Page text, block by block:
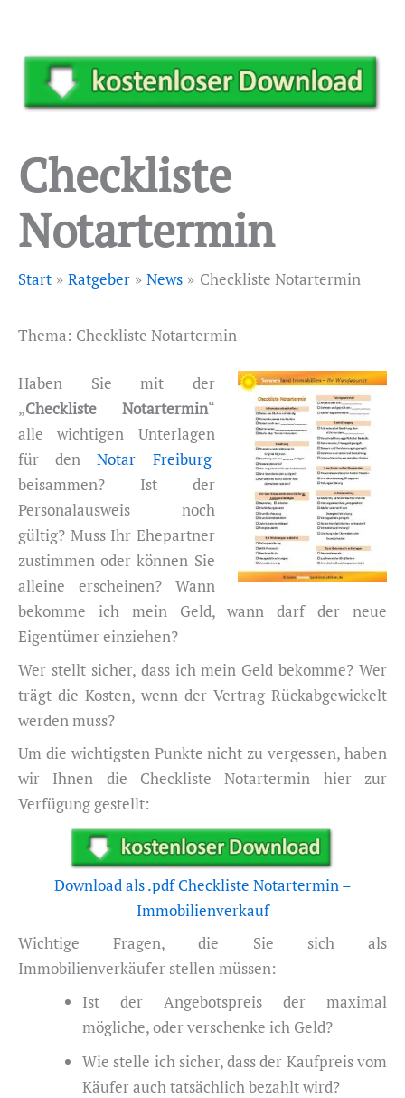
Checkliste
Notartermin
Start Ratgeber News Checkliste Notartermin
Thema: Checkliste Notartermin
Haben Sie mit der
„Checkliste Notartermin“
alle wichtigen Unterlagen
für denNotar Freiburg
beisammen? Ist der
Personalausweis noch
gültig? Muss Ihr Ehepartner
zustimmen oder können Sie
alleine erscheinen? Wann
bekomme ich mein Geld, wann darf der neue
Eigentümer einziehen?
Wer stellt sicher, dass ich mein Geld bekomme? Wer
trägt die Kosten, wenn der Vertrag Rückabgewickelt
werden muss?
Um die wichtigsten Punkte nicht zu vergessen, haben
wir Ihnen die Checkliste Notartermin hier zur
Verfügung gestellt:
Download als .pdf Checkliste Notartermin –
Immobilienverkauf
Wichtige Fragen, die Sie sich als
Immobilienverkäufer stellen müssen:
Ist der Angebotspreis der maximal
mögliche, oder verschenke ich Geld?
Wie stelle ich sicher, dass der Kaufpreis vom
Käufer auch tatsächlich bezahlt wird?